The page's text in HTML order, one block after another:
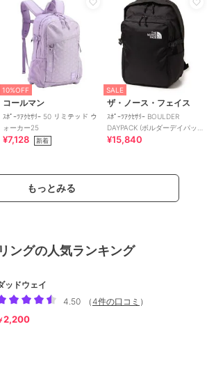
10%OFF
コールマン
ｽﾎﾟｰﾂｱｸｾｻﾘｰ 50 リミテッド ウ
ォーカー25
¥7,128 新着
SALE
ザ・ノース・フェイス
ｽﾎﾟｰﾂｱｸｾｻﾘｰ BOULDER
DAYPACK (ボルダーデイパッ
ク)
¥15,840
もっとみる
ングの人気ランキング
ッドウェイ
4.50
（4件の口コミ ）
2,200